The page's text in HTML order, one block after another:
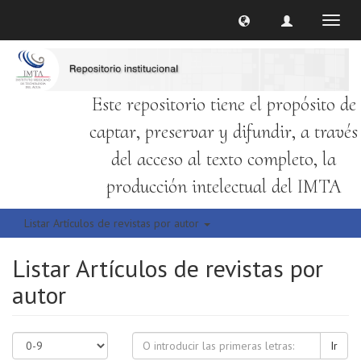
Este repositorio tiene el propósito de
captar, preservar y difundir, a través
del acceso al texto completo, la
producción intelectual del IMTA
Listar Artículos de revistas por autor
Listar Artículos de revistas por
autor
Ir